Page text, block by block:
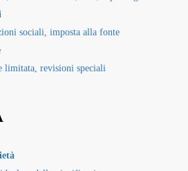
sociali, imposta alla fonte
limitata, revisioni speciali